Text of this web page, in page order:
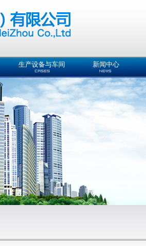
生产设备与车间 新闻中心